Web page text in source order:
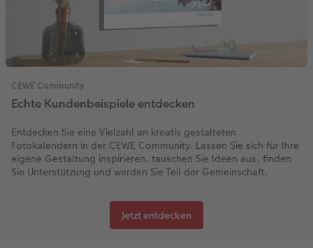
CEWE Community
Echte Kundenbeispiele entdecken
Entdecken Sie eine Vielzahl an kreativ gestalteten
Fotokalendern in der CEWE Community. Lassen Sie sich für Ihre
eigene Gestaltung inspirieren, tauschen Sie Ideen aus, finden
Sie Unterstützung und werden Sie Teil der Gemeinschaft.
Jetzt entdecken